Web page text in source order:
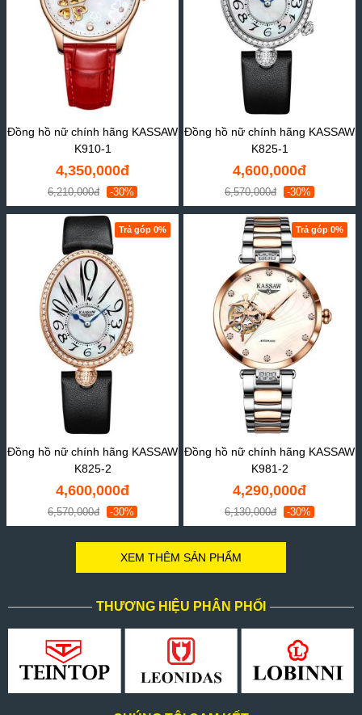
Đồng hồ nữ chính hãng KASSAW
K910-1
4,350,000đ
6,210,000đ -30%
Đồng hồ nữ chính hãng KASSAW
K825-1
4,600,000đ
6,570,000đ -30%
Trả góp 0%
Đồng hồ nữ chính hãng KASSAW
K825-2
4,600,000đ
6,570,000đ -30%
Trả góp 0%
Đồng hồ nữ chính hãng KASSAW
K981-2
4,290,000đ
6,130,000đ -30%
XEM THÊM SẢN PHẨM
THƯƠNG HIỆU PHÂN PHỐI